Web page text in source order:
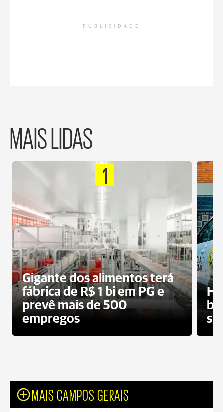
PUBLICIDADE
MAIS LIDAS
1
Gigante dos alimentos terá
fábrica de R$ 1 bi em PG e
prevê mais de 500
empregos
MAIS CAMPOS GERAIS